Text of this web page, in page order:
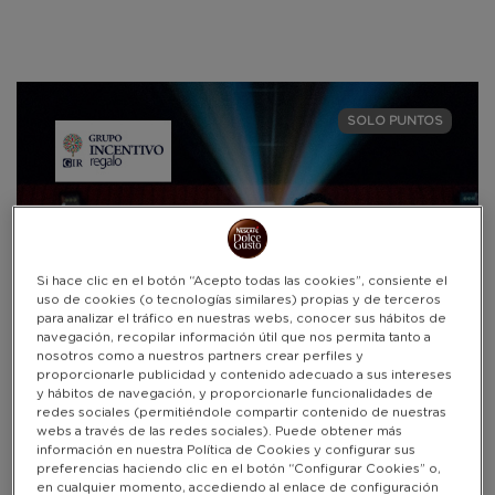
changed
successfully!
SOLO PUNTOS
Si hace clic en el botón “Acepto todas las cookies”, consiente el
uso de cookies (o tecnologías similares) propias y de terceros
para analizar el tráfico en nuestras webs, conocer sus hábitos de
navegación, recopilar información útil que nos permita tanto a
nosotros como a nuestros partners crear perfiles y
proporcionarle publicidad y contenido adecuado a sus intereses
y hábitos de navegación, y proporcionarle funcionalidades de
redes sociales (permitiéndole compartir contenido de nuestras
webs a través de las redes sociales). Puede obtener más
información en nuestra Política de Cookies y configurar sus
preferencias haciendo clic en el botón “Configurar Cookies” o,
en cualquier momento, accediendo al enlace de configuración